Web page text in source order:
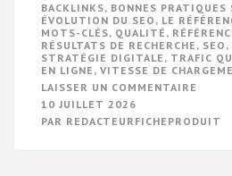
BACKLINKS, BONNES PRATIQUES
ÉVOLUTION DU SEO , LE
MOTS-CLÉS, QUALITÉ ,
RÉSULTATS DE RECHERCHE , SEO ,
STRATÉGIE DIGITALE , TRAFIC
EN LIGNE , VITESSE DE
LAISSER UN COMMENTAIRE
10 JUILLET 2026
PAR REDACTEURFICHEPRODUIT